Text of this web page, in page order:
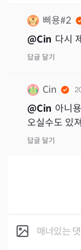
삐용#2
@Cin 다시
답글 달기
Cin
@Cin 아니
오실수도 있
답글 달기